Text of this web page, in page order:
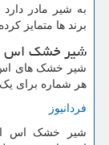
به شیر مادر
برند ها متمایز
شیر خشک اس
هر شماره برای
فردانیوز
شیر خشک اس